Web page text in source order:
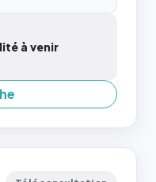
à venir